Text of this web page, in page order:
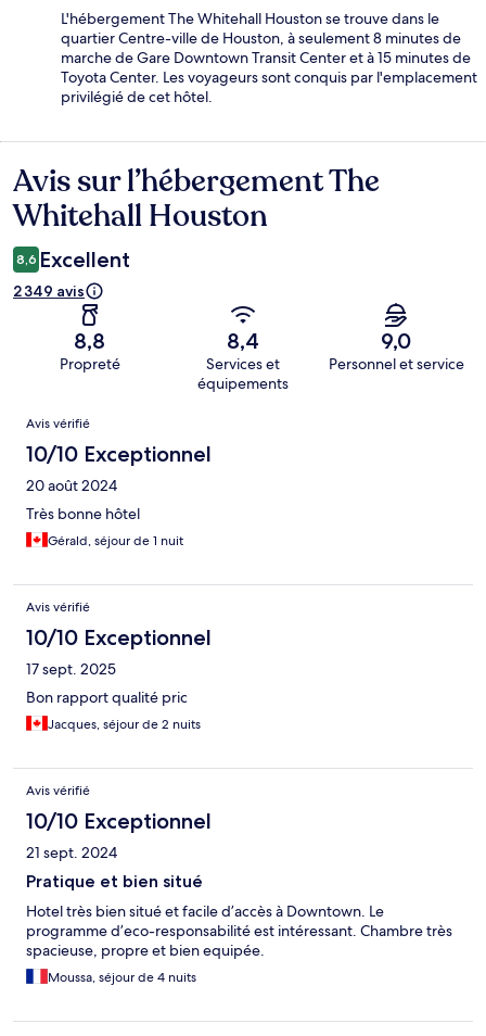
L'hébergement The Whitehall Houston se trouve dans le
quartier Centre-ville de Houston, à seulement 8 minutes de
marche de Gare Downtown Transit Center et à 15 minutes de
Toyota Center. Les voyageurs sont conquis par l'emplacement
privilégié de cet hôtel.
Avis
Avis sur l’hébergement The
Whitehall Houston
8,6 Excellent
2 349 avis
8,8
Propreté
8,4
Services et
équipements
9,0
Personnel et service
Avis
Avis vérifié
10/10 Exceptionnel
20 août 2024
Très bonne hôtel
Gérald, séjour de 1 nuit
Avis vérifié
10/10 Exceptionnel
17 sept. 2025
Bon rapport qualité pric
Jacques, séjour de 2 nuits
Avis vérifié
10/10 Exceptionnel
21 sept. 2024
Pratique et bien situé
Hotel très bien situé et facile d’accès à Downtown. Le
programme d’eco-responsabilité est intéressant. Chambre très
spacieuse, propre et bien equipée.
Moussa, séjour de 4 nuits